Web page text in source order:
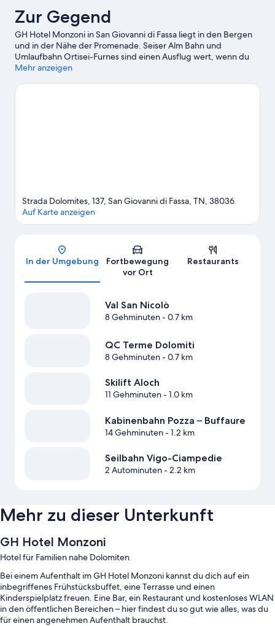
Zur Gegend
GH Hotel Monzoni in San Giovanni di Fassa liegt in den Bergen
und in der Nähe der Promenade. Seiser Alm Bahn und
Umlaufbahn Ortisei-Furnes sind einen Ausflug wert, wenn du
etwas Aufregendes erleben möchtest. Wer lieber die Natur der
Dolomiten und Fleimstal. Du bist mit Kindern unterwegs? Mit
Mehr anzeigen
Karte
Strada Dolomites, 137, San Giovanni di Fassa, TN, 38036
Auf Karte anzeigen
In der Umgebung
Fortbewegung
vor Ort
Restaurants
Val San Nicolò
8 Gehminuten- 0.7 km
QC Terme Dolomiti
8 Gehminuten- 0.7 km
Skilift Aloch
11 Gehminuten- 1.0 km
Kabinenbahn Pozza – Buffaure
14 Gehminuten- 1.2 km
Seilbahn Vigo-Ciampedie
2 Autominuten- 2.2 km
Mehr zu dieser Unterkunft
GH Hotel Monzoni
Hotel für Familien nahe Dolomiten
Bei einem Aufenthalt im GH Hotel Monzoni kannst du dich auf ein
inbegriffenes Frühstücksbuffet, eine Terrasse und einen
Kinderspielplatz freuen. Eine Bar, ein Restaurant und kostenloses WLAN
in den öffentlichen Bereichen – hier findest du so gut wie alles, was du
für einen angenehmen Aufenthalt brauchst.